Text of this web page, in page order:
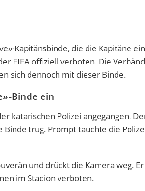
Kapitänsbinde, die die Kapitäne
FIFA offiziell verboten. Die
sich dennoch mit dieser Binde.
Binde ein
katarischen Polizei angegangen.
trug. Prompt tauchte die
und drückt die Kamera weg.
im Stadion verboten.